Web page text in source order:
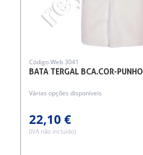
BATA TERGAL BCA.COR-PUNHO
Código Web 3041
Várias opções disponíveis
22,10 €
(IVA não incluído)